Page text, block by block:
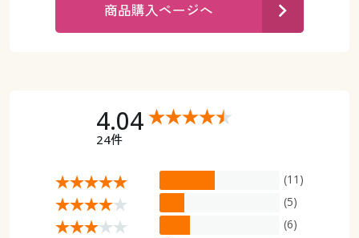
ご利用ガイド
閲覧履歴
よくある質問とお問い合わせ
商品購入ページへ
4.04
24件
(11)
(5)
(6)